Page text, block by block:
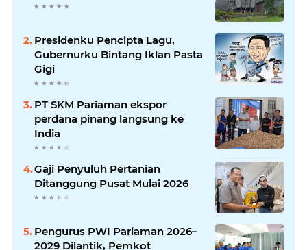
Presidenku Pencipta Lagu,
Gubernurku Bintang Iklan Pasta
Gigi
PT SKM Pariaman ekspor
perdana pinang langsung ke
India
Gaji Penyuluh Pertanian
Ditanggung Pusat Mulai 2026
Pengurus PWI Pariaman 2026–
2029 Dilantik, Pemkot